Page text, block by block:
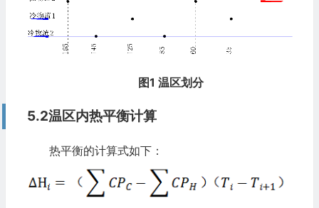
图1 温区划分
5.2温区内热平衡计算
热平衡的计算式如下：